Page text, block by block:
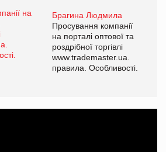
Брагина Людмила
Просування компанії
на порталі оптової та
роздрібної торгівлі
www.trademaster.ua.
правила. Особливості.